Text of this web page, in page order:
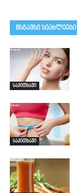
მსგავსი სიახლეები
საკითხავი
საკითხავი